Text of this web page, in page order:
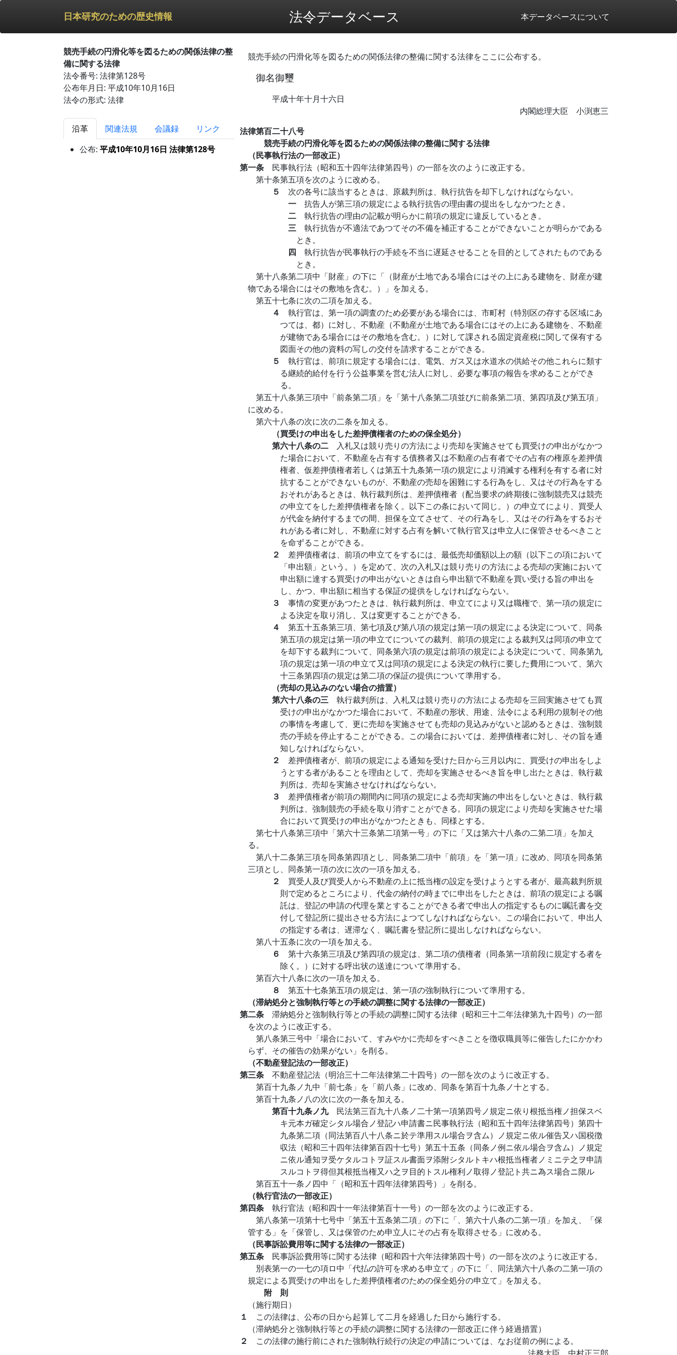
日本研究のための歴史情報 法令データベース 本データベースについて
競売手続の円滑化等を図るための関係法律の整
備に関する法律
法令番号: 法律第128号
公布年月日: 平成10年10月16日
法令の形式: 法律
沿革 関連法規 会議録
リンク
公布: 平成10年10月16日 法律第128号
競売手続の円滑化等を図るための関係法律の整備に関する法律をここに公布する。
御名御璽
平成十年十月十六日
内閣総理大臣 小渕恵三
法律第百二十八号
競売手続の円滑化等を図るための関係法律の整備に関する法律
（民事執行法の一部改正）
第一条 民事執行法（昭和五十四年法律第四号）の一部を次のように改正する。
第十条第五項を次のように改める。
５ 次の各号に該当するときは、原裁判所は、執行抗告を却下しなければならない。
一 抗告人が第三項の規定による執行抗告の理由書の提出をしなかつたとき。
二 執行抗告の理由の記載が明らかに前項の規定に違反しているとき。
三 執行抗告が不適法であつてその不備を補正することができないことが明らかである
とき。
四 執行抗告が民事執行の手続を不当に遅延させることを目的としてされたものである
とき。
第十八条第二項中「財産」の下に「（財産が土地である場合にはその上にある建物を、財産が建
物である場合にはその敷地を含む。）」を加える。
第五十七条に次の二項を加える。
４ 執行官は、第一項の調査のため必要がある場合には、市町村（特別区の存する区域にあ
つては、都）に対し、不動産（不動産が土地である場合にはその上にある建物を、不動産
が建物である場合にはその敷地を含む。）に対して課される固定資産税に関して保有する
図面その他の資料の写しの交付を請求することができる。
５ 執行官は、前項に規定する場合には、電気、ガス又は水道水の供給その他これらに類す
る継続的給付を行う公益事業を営む法人に対し、必要な事項の報告を求めることができ
る。
第五十八条第三項中「前条第二項」を「第十八条第二項並びに前条第二項、第四項及び第五項」
に改める。
第六十八条の次に次の二条を加える。
（買受けの申出をした差押債権者のための保全処分）
第六十八条の二 入札又は競り売りの方法により売却を実施させても買受けの申出がなかつ
た場合において、不動産を占有する債務者又は不動産の占有者でその占有の権原を差押債
権者、仮差押債権者若しくは第五十九条第一項の規定により消滅する権利を有する者に対
抗することができないものが、不動産の売却を困難にする行為をし、又はその行為をする
おそれがあるときは、執行裁判所は、差押債権者（配当要求の終期後に強制競売又は競売
の申立てをした差押債権者を除く。以下この条において同じ。）の申立てにより、買受人
が代金を納付するまでの間、担保を立てさせて、その行為をし、又はその行為をするおそ
れがある者に対し、不動産に対する占有を解いて執行官又は申立人に保管させるべきこと
を命ずることができる。
２ 差押債権者は、前項の申立てをするには、最低売却価額以上の額（以下この項において
「申出額」という。）を定めて、次の入札又は競り売りの方法による売却の実施において
申出額に達する買受けの申出がないときは自ら申出額で不動産を買い受ける旨の申出を
し、かつ、申出額に相当する保証の提供をしなければならない。
３ 事情の変更があつたときは、執行裁判所は、申立てにより又は職権で、第一項の規定に
よる決定を取り消し、又は変更することができる。
４ 第五十五条第三項、第七項及び第八項の規定は第一項の規定による決定について、同条
第五項の規定は第一項の申立てについての裁判、前項の規定による裁判又は同項の申立て
を却下する裁判について、同条第六項の規定は前項の規定による決定について、同条第九
項の規定は第一項の申立て又は同項の規定による決定の執行に要した費用について、第六
十三条第四項の規定は第二項の保証の提供について準用する。
（売却の見込みのない場合の措置）
第六十八条の三 執行裁判所は、入札又は競り売りの方法による売却を三回実施させても買
受けの申出がなかつた場合において、不動産の形状、用途、法令による利用の規制その他
の事情を考慮して、更に売却を実施させても売却の見込みがないと認めるときは、強制競
売の手続を停止することができる。この場合においては、差押債権者に対し、その旨を通
知しなければならない。
２ 差押債権者が、前項の規定による通知を受けた日から三月以内に、買受けの申出をしよ
うとする者があることを理由として、売却を実施させるべき旨を申し出たときは、執行裁
判所は、売却を実施させなければならない。
３ 差押債権者が前項の期間内に同項の規定による売却実施の申出をしないときは、執行裁
判所は、強制競売の手続を取り消すことができる。同項の規定により売却を実施させた場
合において買受けの申出がなかつたときも、同様とする。
第七十八条第三項中「第六十三条第二項第一号」の下に「又は第六十八条の二第二項」を加え
る。
第八十二条第三項を同条第四項とし、同条第二項中「前項」を「第一項」に改め、同項を同条第
三項とし、同条第一項の次に次の一項を加える。
２ 買受人及び買受人から不動産の上に抵当権の設定を受けようとする者が、最高裁判所規
則で定めるところにより、代金の納付の時までに申出をしたときは、前項の規定による嘱
託は、登記の申請の代理を業とすることができる者で申出人の指定するものに嘱託書を交
付して登記所に提出させる方法によつてしなければならない。この場合において、申出人
の指定する者は、遅滞なく、嘱託書を登記所に提出しなければならない。
第八十五条に次の一項を加える。
６ 第十六条第三項及び第四項の規定は、第二項の債権者（同条第一項前段に規定する者を
除く。）に対する呼出状の送達について準用する。
第百六十八条に次の一項を加える。
８ 第五十七条第五項の規定は、第一項の強制執行について準用する。
（滞納処分と強制執行等との手続の調整に関する法律の一部改正）
第二条 滞納処分と強制執行等との手続の調整に関する法律（昭和三十二年法律第九十四号）の一部
を次のように改正する。
第八条第三号中「場合において、すみやかに売却をすべきことを徴収職員等に催告したにかかわ
らず、その催告の効果がない」を削る。
（不動産登記法の一部改正）
第三条 不動産登記法（明治三十二年法律第二十四号）の一部を次のように改正する。
第百十九条ノ九中「前七条」を「前八条」に改め、同条を第百十九条ノ十とする。
第百十九条ノ八の次に次の一条を加える。
第百十九条ノ九 民法第三百九十八条ノ二十第一項第四号ノ規定ニ依り根抵当権ノ担保スベ
キ元本ガ確定シタル場合ノ登記ハ申請書ニ民事執行法（昭和五十四年法律第四号）第四十
九条第二項（同法第百八十八条ニ於テ準用スル場合ヲ含ム）ノ規定ニ依ル催告又ハ国税徴
収法（昭和三十四年法律第百四十七号）第五十五条（同条ノ例ニ依ル場合ヲ含ム）ノ規定
ニ依ル通知ヲ受ケタルコトヲ証スル書面ヲ添附シタルトキハ根抵当権者ノミニテ之ヲ申請
スルコトヲ得但其根抵当権又ハ之ヲ目的トスル権利ノ取得ノ登記ト共ニ為ス場合ニ限ル
第百五十一条ノ四中「（昭和五十四年法律第四号）」を削る。
（執行官法の一部改正）
第四条 執行官法（昭和四十一年法律第百十一号）の一部を次のように改正する。
第八条第一項第十七号中「第五十五条第二項」の下に「、第六十八条の二第一項」を加え、「保
管する」を「保管し、又は保管のため申立人にその占有を取得させる」に改める。
（民事訴訟費用等に関する法律の一部改正）
第五条 民事訴訟費用等に関する法律（昭和四十六年法律第四十号）の一部を次のように改正する。
別表第一の一七の項ロ中「代払の許可を求める申立て」の下に「、同法第六十八条の二第一項の
規定による買受けの申出をした差押債権者のための保全処分の申立て」を加える。
附 則
（施行期日）
１ この法律は、公布の日から起算して二月を経過した日から施行する。
（滞納処分と強制執行等との手続の調整に関する法律の一部改正に伴う経過措置）
２ この法律の施行前にされた強制執行続行の決定の申請については、なお従前の例による。